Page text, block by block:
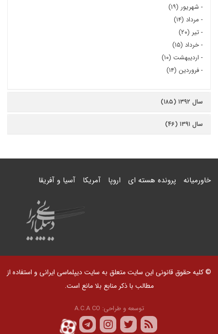
- شهریور (۱۹)
- مرداد (۱۴)
-تیر (۲۰)
-خرداد (۱۵)
- اردیبهشت (۱۰)
-فروردین (۱۴)
سال ۱۳۹۲ (۱۸۵)
سال ۱۳۹۱ (۴۶)
خاورمیانه پرونده هسته ای اروپا آمریکا آسیا و آفریقا
© کلیه حقوق قانونی این سایت متعلق به سایت دیپلماسی ایرانی و استفاده از
مطالب با ذکر منابع بلا مانع است.
توسعه و طراحی: A.C.A CO